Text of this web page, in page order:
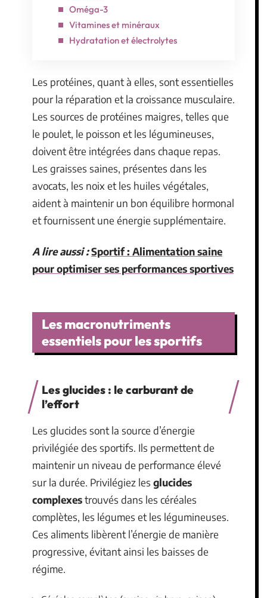
Oméga-3
Vitamines et minéraux
Hydratation et électrolytes
Les protéines, quant à elles, sont essentielles
pour la réparation et la croissance musculaire.
Les sources de protéines maigres, telles que
le poulet, le poisson et les légumineuses,
doivent être intégrées dans chaque repas.
Les graisses saines, présentes dans les
avocats, les noix et les huiles végétales,
aident à maintenir un bon équilibre hormonal
et fournissent une énergie supplémentaire.
A lire aussi :Sportif : Alimentation saine
pour optimiser ses performances sportives
Les macronutriments
essentiels pour les sportifs
Les glucides : le carburant de
l’effort
Les glucides sont la source d’énergie
privilégiée des sportifs. Ils permettent de
maintenir un niveau de performance élevé
sur la durée. Privilégiez les glucides
complexestrouvés dans les céréales
complètes, les légumes et les légumineuses.
Ces aliments libèrent l’énergie de manière
progressive, évitant ainsi les baisses de
régime.